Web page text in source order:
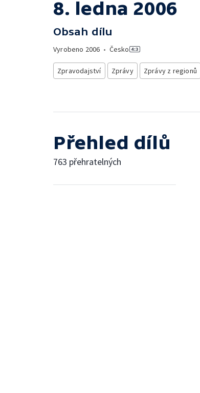
8. ledna 2006
Obsah dílu
Vyrobeno 2006 • Česko
Zpravodajství Zprávy Zprávy z regionů
Přehled dílů
763 přehratelných